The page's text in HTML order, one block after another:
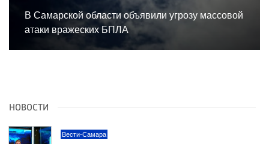
В Самарской области объявили угрозу массовой
атаки вражеских БПЛА
НОВОСТИ
Вести-Самара